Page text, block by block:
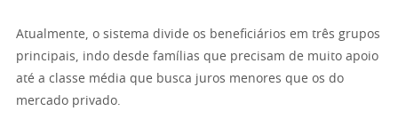
Atualmente, o sistema divide os beneficiários em três grupos
principais, indo desde famílias que precisam de muito apoio
até a classe média que busca juros menores que os do
mercado privado.